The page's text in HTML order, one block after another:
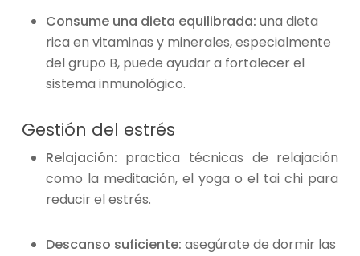
Consume una dieta equilibrada: una dieta
rica en vitaminas y minerales, especialmente
del grupo B, puede ayudar a fortalecer el
sistema inmunológico.
Gestión del estrés
Relajación: practica técnicas de relajación
como la meditación, el yoga o el tai chi para
reducir el estrés.
Descanso suficiente: asegúrate de dormir las